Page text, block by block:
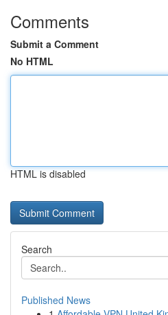
Comments
Submit a Comment
No HTML
HTML is disabled
Search
Published News